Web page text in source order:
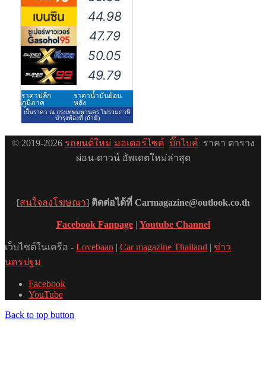
© 2019-2026 รถยนต์ใหม่ มอเตอร์ไซค์ บิ๊กไบค์ ราคา ตาราง
ผ่อน-ดาวน์ อัพเดตใหม่ล่าสุด
[สนใจลงโฆษณา] ติดต่อได้ที่ Carmagazine@outlook.co.th
Facebook Fanpage| Youtube Channel
เว็บไซต์ในเครือ - Lovebaan | Car magazine Thailand | ข่าว
นครปฐม
Facebook
YouTube
Back to top button